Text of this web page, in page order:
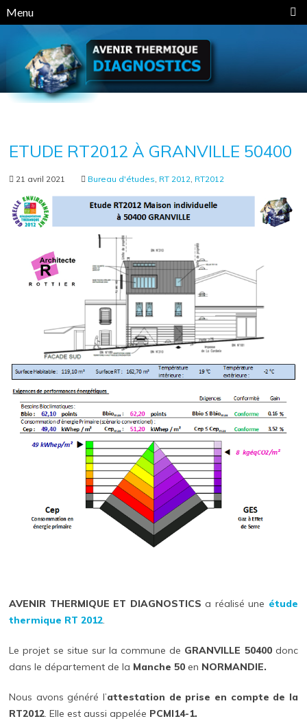
Menu
ETUDE RT2012 À GRANVILLE 50400
21 avril 2021 Bureau d'études RT 2012 RT2012
AVENIR THERMIQUE ET DIAGNOSTICS a réalisé une étude
thermique RT 2012.
Le projet se situe sur la commune de GRANVILLE 50400 donc
dans le département de la Manche 50en NORMANDIE.
Nous avons généré l’attestation de prise en compte de la
RT2012. Elle est aussi appelée PCMI14-1.
Panneau de gestion des cookies